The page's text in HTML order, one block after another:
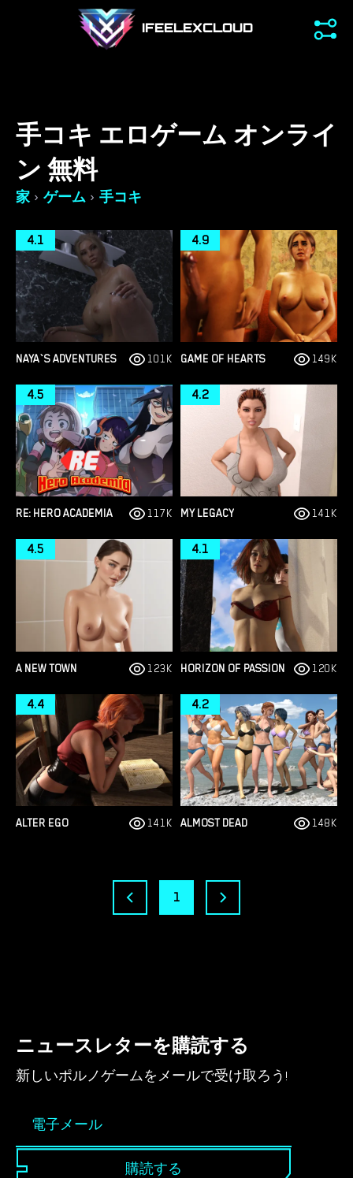
IFEELEXCLOUD
手コキ エロゲーム オンライ
ン 無料
家 › ゲーム › 手コキ
NAYA`S ADVENTURES
4.1
101K GAME OF HEARTS
4.9
149K
RE: HERO ACADEMIA
4.5
117K MY LEGACY
4.2
141K
A NEW TOWN
4.5
123K HORIZON OF PASSION
4.1
120K
ALTER EGO
4.4
141K ALMOST DEAD
4.2
148K
1
ニュースレターを購読する
新しいポルノゲームをメールで受け取ろう!
購読する